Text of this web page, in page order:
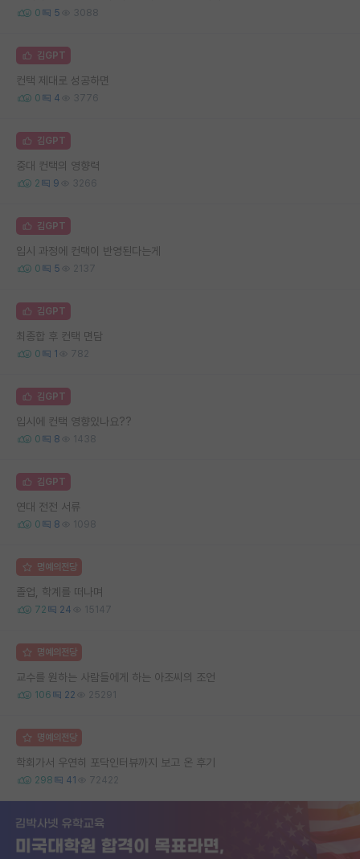
0 5 3088
김GPT
컨택 제대로 성공하면
0 4 3776
김GPT
중대 컨택의 영향력
2 9 3266
김GPT
입시 과정에 컨택이 반영된다는게
0 5 2137
김GPT
최종합 후 컨택 면담
0 1 782
김GPT
입시에 컨택 영향있나요??
0 8 1438
김GPT
연대 전전 서류
0 8 1098
명예의전당
졸업, 학계를 떠나며
72 24 15147
명예의전당
교수를 원하는 사람들에게 하는 아조씨의 조언
106 22 25291
명예의전당
학회가서 우연히 포닥인터뷰까지 보고 온 후기
298 41 72422